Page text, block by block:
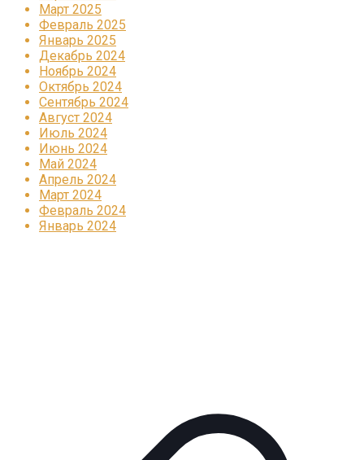
Март 2025
Февраль 2025
Январь 2025
Декабрь 2024
Ноябрь 2024
Октябрь 2024
Сентябрь 2024
Август 2024
Июль 2024
Июнь 2024
Май 2024
Апрель 2024
Март 2024
Февраль 2024
Январь 2024